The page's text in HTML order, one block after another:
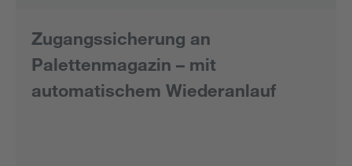
Zugangssicherung an
Palettenmagazin – mit
automatischem Wiederanlauf